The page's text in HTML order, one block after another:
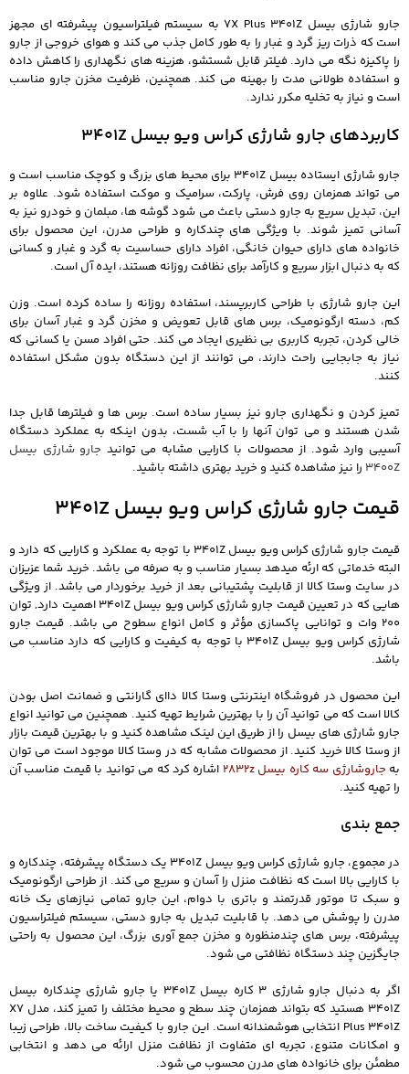
جارو شارژی بیسل 7X Plus 3401Z به سیستم فیلتراسیون پیشرفته ای مجهز
است که ذرات ریز گرد و غبار را به طور کامل جذب می کند و هوای خروجی از جارو
را پاکیزه نگه می دارد. فیلتر قابل شستشو، هزینه های نگهداری را کاهش داده
و استفاده طولانی مدت را بهینه می کند. همچنین، ظرفیت مخزن جارو مناسب
است و نیاز به تخلیه مکرر ندارد.
کاربردهای جارو شارژی کراس ویو بیسل 3401Z
جارو شارژی ایستاده بیسل 3401Z برای محیط های بزرگ و کوچک مناسب است و
می تواند همزمان روی فرش، پارکت، سرامیک و موکت استفاده شود. علاوه بر
این، تبدیل سریع به جارو دستی باعث می شود گوشه ها، مبلمان و خودرو نیز به
آسانی تمیز شوند. با ویژگی های چندکاره و طراحی مدرن، این محصول برای
خانواده های دارای حیوان خانگی، افراد دارای حساسیت به گرد و غبار و کسانی
که به دنبال ابزار سریع و کارآمد برای نظافت روزانه هستند، ایده آل است.
این جارو شارژی با طراحی کاربرپسند، استفاده روزانه را ساده کرده است. وزن
کم، دسته ارگونومیک، برس های قابل تعویض و مخزن گرد و غبار آسان برای
خالی کردن، تجربه کاربری بی نظیری ایجاد می کند. حتی افراد مسن یا کسانی که
نیاز به جابجایی راحت دارند، می توانند از این دستگاه بدون مشکل استفاده
کنند.
تمیز کردن و نگهداری جارو نیز بسیار ساده است. برس ها و فیلترها قابل جدا
شدن هستند و می توان آنها را با آب شست، بدون اینکه به عملکرد دستگاه
آسیبی وارد شود. از محصولات با کارایی مشابه می توانید جارو شارژی بیسل
3400Z را نیز مشاهده کنید و خرید بهتری داشته باشید.
قیمت جارو شارژی کراس ویو بیسل 3401Z
قیمت جارو شارژی کراس ویو بیسل 3401Z با توجه به عملکرد و کارایی که دارد و
البته خدماتی که ارئه میدهد بسیار مناسب و به صرفه می باشد. خرید شما عزیزان
در سایت وستا کالا از قابلیت پشتیبانی بعد از خرید برخوردار می باشد. از ویژگی
هایی که در تعیین قیمت جارو شارژی کراس ویو بیسل 3401Z اهمیت دارد, توان
200 وات و توانایی پاکسازی مؤثر و کامل انواع سطوح می باشد. قیمت جارو
شارژی کراس ویو بیسل 3401Z با توجه به کیفیت و کارایی که دارد مناسب می
باشد.
این محصول در فروشگاه اینترنتی وستا کالا داای گارانتی و ضمانت اصل بودن
کالا است که می توانید آن را با بهترین شرایط تهیه کنید. همچنین می توانید انواع
جارو شارژی های بیسل را از طریق این لینک مشاهده کنید و با بهترین قیمت بازار
از وستا کالا خرید کنید. از محصولات مشابه که در وستا کالا موجود است می توان
به جاروشارژی سه کاره بیسل 2832z
اشاره کرد که می توانید با قیمت مناسب آن
را تهیه کنید.
جمع بندی
در مجموع، جارو شارژی کراس ویو بیسل 3401Z یک دستگاه پیشرفته، چندکاره و
با کارایی بالا است که نظافت منزل را آسان و سریع می کند. از طراحی ارگونومیک
و سبک تا موتور قدرتمند و باتری با دوام، این جارو تمامی نیازهای یک خانه
مدرن را پوشش می دهد. با قابلیت تبدیل به جارو دستی، سیستم فیلتراسیون
پیشرفته، برس های چندمنظوره و مخزن جمع آوری بزرگ، این محصول به راحتی
جایگزین چند دستگاه نظافتی می شود.
اگر به دنبال جارو شارژی 3 کاره بیسل 3401Z یا جارو شارژی چندکاره بیسل
3401Z هستید که بتواند همزمان چند سطح و محیط مختلف را تمیز کند، مدل X7
Plus 3401Z انتخابی هوشمندانه است. این جارو با کیفیت ساخت بالا، طراحی زیبا
و امکانات متنوع، تجربه ای متفاوت از نظافت منزل ارائه می دهد و انتخابی
مطمئن برای خانواده های مدرن محسوب می شود.